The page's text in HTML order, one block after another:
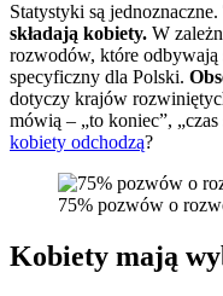
Statystyki są jednoznaczne.
składają kobiety. W
rozwodów, które
specyficzny dla Polski.
dotyczy krajów
mówią – „to koniec”,
kobiety odchodzą?
75% pozwów o
Kobiety mają